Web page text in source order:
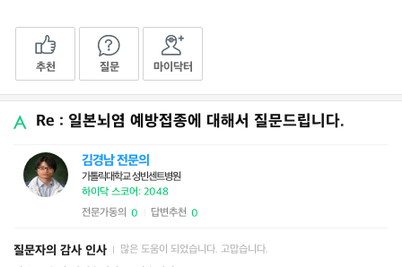
추천 질문 마이닥터
Re : 일본뇌염 예방접종에 대해서 질문드립니다.
김경남 전문의
가톨릭대학교 성빈센트병원
하이닥 스코어: 2048
전문가동의 0 답변추천 0
질문자의 감사 인사 많은 도움이 되었습니다. 고맙습니다.